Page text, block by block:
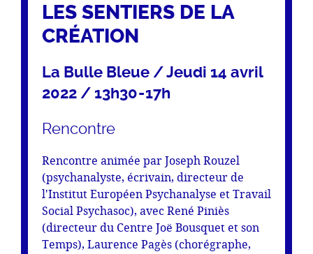
LES SENTIERS DE LA
CRÉATION
La Bulle Bleue / Jeudi 14 avril
2022 / 13h30 - 17h
Rencontre
Rencontre animée par Joseph Rouzel
(psychanalyste, écrivain, directeur de
l'Institut Européen Psychanalyse et Travail
Social Psychasoc), avec René Piniès
(directeur du Centre Joë Bousquet et son
Temps), Laurence Pagès (chorégraphe,